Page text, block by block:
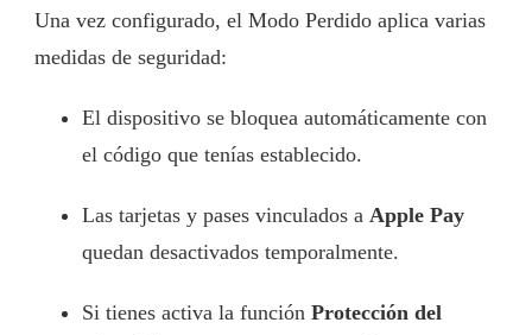
Una vez configurado, el Modo Perdido aplica varias
medidas de seguridad:
El dispositivo se bloquea automáticamente con
el código que tenías establecido.
Las tarjetas y pases vinculados a Apple Pay
quedan desactivados temporalmente.
Si tienes activa la función Protección del